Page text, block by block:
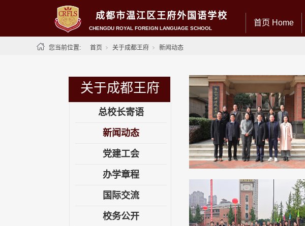
成都市温江区王府外国语学校
CHENGDU ROYAL FOREIGN LANGUAGE SCHOOL
首页 Home
您当前位置: 首页 关于成都王府 新闻动态
关于成都王府
总校长寄语
新闻动态
党建工会
办学章程
国际交流
校务公开